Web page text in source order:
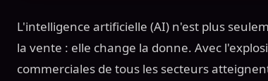
L'intelligence artificielle (AI) n'est plus
la vente : elle change la donne. Avec
commerciales de tous les secteurs